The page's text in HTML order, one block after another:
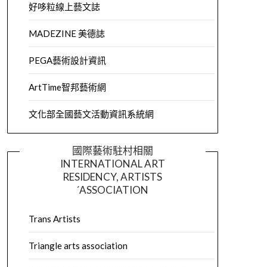
好哆粒線上藝文誌
MADEZINE 美德誌
PEGA藝術設計資訊
ArtTime智邦藝術網
文化部全國藝文活動資訊系統網
國際藝術駐村相關
INTERNATIONAL ART
RESIDENCY, ARTISTS
´ASSOCIATION
Trans Artists
Triangle arts association